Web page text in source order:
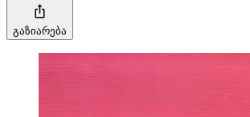
გაზიარება